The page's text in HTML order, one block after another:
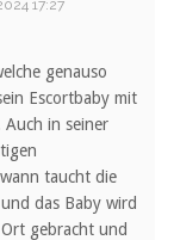
17:27
genauso
Escortbaby mit
in seiner
taucht die
das Baby wird
gebracht und